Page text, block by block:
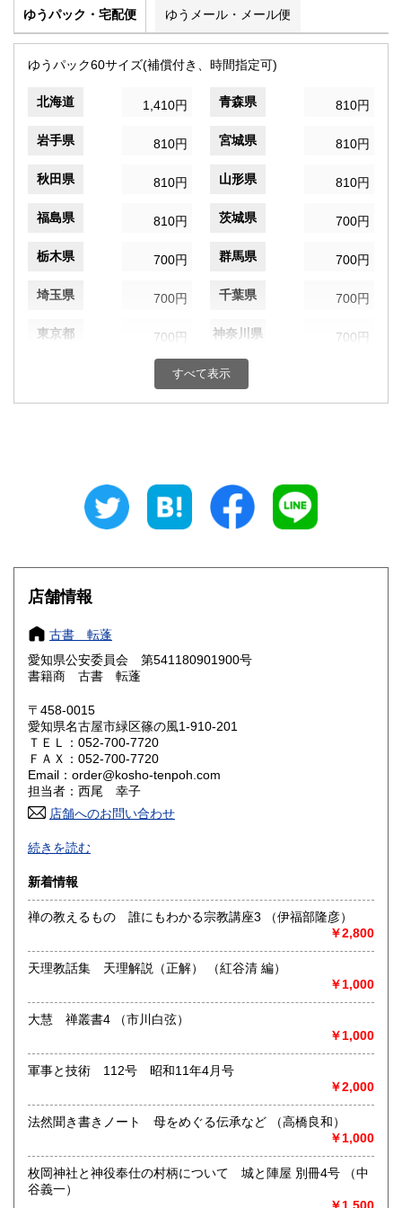
ゆうパック・宅配便 ゆうメール・メール便
ゆうパック60サイズ(補償付き、時間指定可)
北海道 1,410円 青森県 810円
岩手県 810円 宮城県 810円
秋田県 810円 山形県 810円
福島県 810円 茨城県 700円
栃木県 700円 群馬県 700円
埼玉県 700円 千葉県 700円
東京都 700円 神奈川県 700円
700円 富山県
静岡県
640円 三重県
滋賀県 700円 京都府 700円
大阪府
奈良県
鳥取県
岡山県 810円 広島県
山口県 810円
香川県
佐賀県
熊本県 970円 大分県 970円
宮崎県 970円 鹿児島県 970円
すべて表示
店舗情報
古書 転蓬
愛知県公安委員会 第541180901900号
書籍商 古書 転蓬
〒458-0015
愛知県名古屋市緑区篠の風1-910-201
ＴＥＬ：052-700-7720
ＦＡＸ：052-700-7720
Email：order@kosho-tenpoh.com
担当者：西尾 幸子
店舗へのお問い合わせ
近代文学、海外文学、探偵・幻想・SF、美術、絵本・児童
書、オカルティズムなど。
HPもぜひご覧下さいませ。
沿線名：-
営業時間：-
定休日：不定休
書籍の買取について
古い本を買取いたします。和本から明治・大正・昭和初期の
衆小説、美術書、宗教書、児童書、雑誌、写真や資料・地図
などの紙もの等は大歓迎。しっかりと査定させていただきま
続きを読む
新着情報
禅の教えるもの 誰にもわかる宗教講座3 （伊福部隆彦）
￥2,800
天理教話集 天理解説（正解） （紅谷清 編）
￥1,000
大慧 禅叢書4 （市川白弦）
￥1,000
軍事と技術 112号 昭和11年4月号
￥2,000
法然聞き書きノート 母をめぐる伝承など （高橋良和）
￥1,000
枚岡神社と神役奉仕の村柄について 城と陣屋 別冊4号 （中
谷義一）